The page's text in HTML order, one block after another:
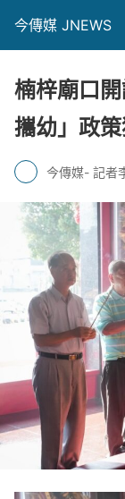
今傳媒 JNEWS
楠梓廟口
攜幼」政
今傳媒- 記者